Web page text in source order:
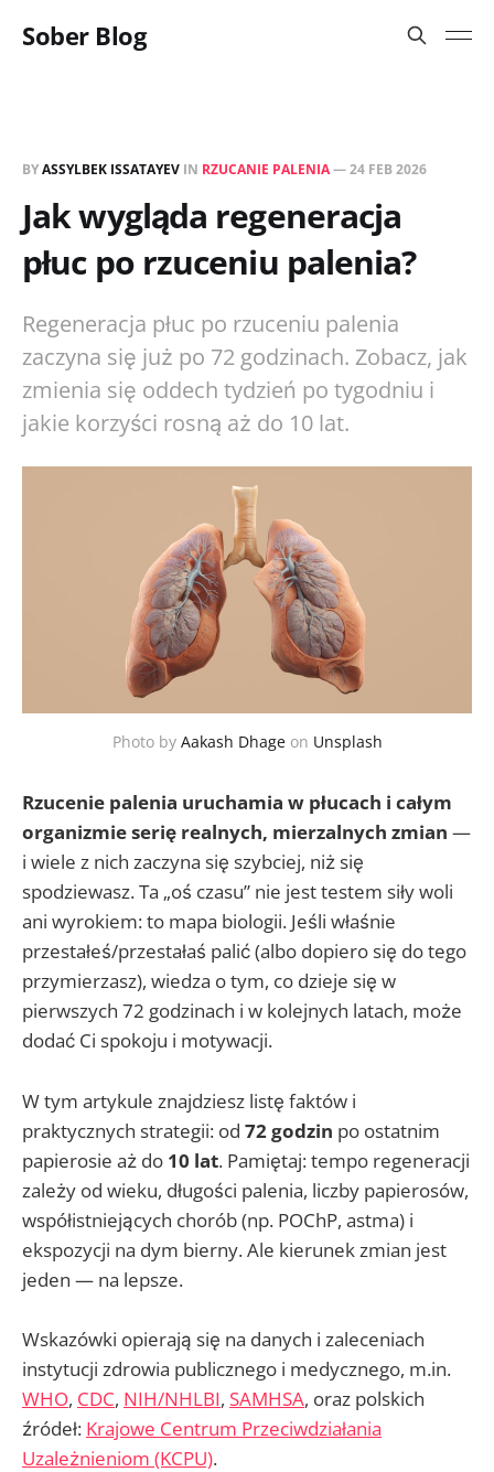
Sober Blog
BYASSYLBEK ISSATAYEV IN RZUCANIE PALENIA—24 FEB 2026
Jak wygląda regeneracja
płuc po rzuceniu palenia?
Regeneracja płuc po rzuceniu palenia
zaczyna się już po 72 godzinach. Zobacz, jak
zmienia się oddech tydzień po tygodniu i
jakie korzyści rosną aż do 10 lat.
Photo by Aakash Dhageon Unsplash
Rzucenie palenia uruchamia w płucach i całym
organizmie serię realnych, mierzalnych zmian —
i wiele z nich zaczyna się szybciej, niż się
spodziewasz. Ta „oś czasu” nie jest testem siły woli
ani wyrokiem: to mapa biologii. Jeśli właśnie
przestałeś/przestałaś palić (albo dopiero się do tego
przymierzasz), wiedza o tym, co dzieje się w
pierwszych 72 godzinach i w kolejnych latach, może
dodać Ci spokoju i motywacji.
W tym artykule znajdziesz listę faktów i
praktycznych strategii: od 72 godzin po ostatnim
papierosie aż do 10 lat. Pamiętaj: tempo regeneracji
zależy od wieku, długości palenia, liczby papierosów,
współistniejących chorób (np. POChP, astma) i
ekspozycji na dym bierny. Ale kierunek zmian jest
jeden — na lepsze.
Wskazówki opierają się na danych i zaleceniach
instytucji zdrowia publicznego i medycznego, m.in.
WHO, CDC, NIH/NHLBI, SAMHSA, oraz polskich
źródeł: Krajowe Centrum Przeciwdziałania
Uzależnieniom (KCPU).